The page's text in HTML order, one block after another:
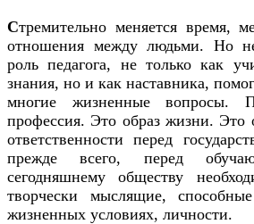
Стремительно меняется время,
отношения между людьми. Но
роль педагога, не только как
знания, но и как наставника,
многие жизненные вопросы.
профессия. Это образ жизни. Это
ответственности перед
прежде всего, перед
сегодняшнему обществу
творчески мыслящие,
жизненных условиях, личности.